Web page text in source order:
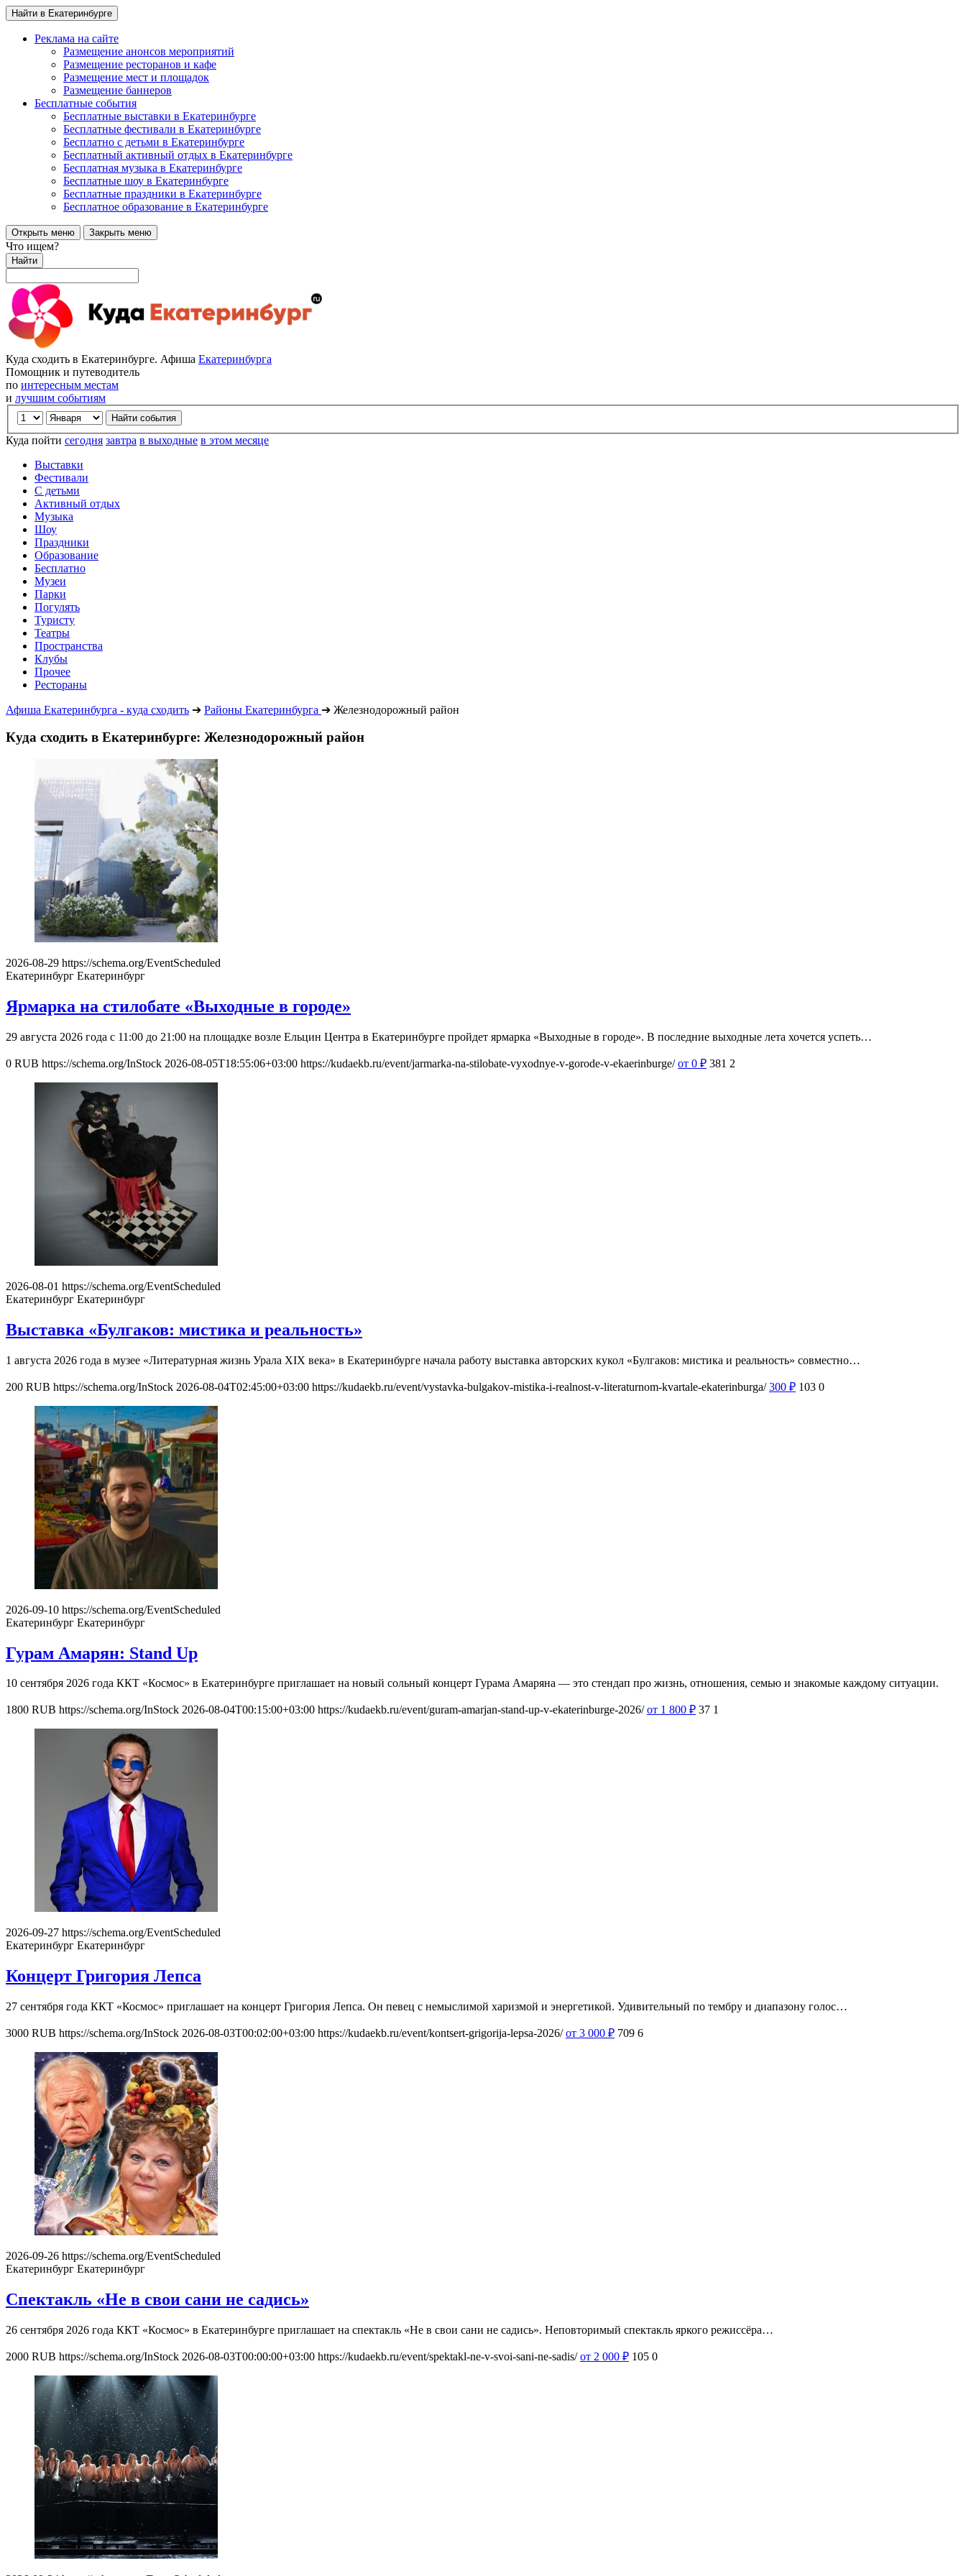
Найти в Екатеринбурге
Реклама на сайте
Размещение анонсов мероприятий
Размещение ресторанов и кафе
Размещение мест и площадок
Размещение баннеров
Бесплатные события
Бесплатные выставки в Екатеринбурге
Бесплатные фестивали в Екатеринбурге
Бесплатно с детьми в Екатеринбурге
Бесплатный активный отдых в Екатеринбурге
Бесплатная музыка в Екатеринбурге
Бесплатные шоу в Екатеринбурге
Бесплатные праздники в Екатеринбурге
Бесплатное образование в Екатеринбурге
Открыть меню Закрыть меню
Что ищем?
Найти
Куда сходить в Екатеринбурге. Афиша Екатеринбурга
Помощник и путеводитель
по интересным местам
и лучшим событиям
Куда пойти сегодня завтра в выходные в этом месяце
Выставки
Фестивали
С детьми
Активный отдых
Музыка
Шоу
Праздники
Образование
Бесплатно
Музеи
Парки
Погулять
Туристу
Театры
Пространства
Клубы
Прочее
Рестораны
Афиша Екатеринбурга - куда сходить ➔ Районы Екатеринбурга ➔ Железнодорожный район
Куда сходить в Екатеринбурге: Железнодорожный район
2026-08-29 https://schema.org/EventScheduled
Екатеринбург Екатеринбург
Ярмарка на стилобате «Выходные в городе»
29 августа 2026 года с 11:00 до 21:00 на площадке возле Ельцин Центра в Екатеринбурге пройдет ярмарка «Выходные в городе». В последние выходные лета хочется успеть…
0 RUB https://schema.org/InStock 2026-08-05T18:55:06+03:00 https://kudaekb.ru/event/jarmarka-na-stilobate-vyxodnye-v-gorode-v-ekaerinburge/ от 0 ₽ 381 2
2026-08-01 https://schema.org/EventScheduled
Екатеринбург Екатеринбург
Выставка «Булгаков: мистика и реальность»
1 августа 2026 года в музее «Литературная жизнь Урала XIX века» в Екатеринбурге начала работу выставка авторских кукол «Булгаков: мистика и реальность» совместно…
200 RUB https://schema.org/InStock 2026-08-04T02:45:00+03:00 https://kudaekb.ru/event/vystavka-bulgakov-mistika-i-realnost-v-literaturnom-kvartale-ekaterinburga/ 300 ₽ 103 0
2026-09-10 https://schema.org/EventScheduled
Екатеринбург Екатеринбург
Гурам Амарян: Stand Up
10 сентября 2026 года ККТ «Космос» в Екатеринбурге приглашает на новый сольный концерт Гурама Амаряна — это стендап про жизнь, отношения, семью и знакомые каждому ситуации.
1800 RUB https://schema.org/InStock 2026-08-04T00:15:00+03:00 https://kudaekb.ru/event/guram-amarjan-stand-up-v-ekaterinburge-2026/ от 1 800 ₽ 37 1
2026-09-27 https://schema.org/EventScheduled
Екатеринбург Екатеринбург
Концерт Григория Лепса
27 сентября года ККТ «Космос» приглашает на концерт Григория Лепса. Он певец с немыслимой харизмой и энергетикой. Удивительный по тембру и диапазону голос…
3000 RUB https://schema.org/InStock 2026-08-03T00:02:00+03:00 https://kudaekb.ru/event/kontsert-grigorija-lepsa-2026/ от 3 000 ₽ 709 6
2026-09-26 https://schema.org/EventScheduled
Екатеринбург Екатеринбург
Спектакль «Не в свои сани не садись»
26 сентября 2026 года ККТ «Космос» в Екатеринбурге приглашает на спектакль «Не в свои сани не садись». Неповторимый спектакль яркого режиссёра…
2000 RUB https://schema.org/InStock 2026-08-03T00:00:00+03:00 https://kudaekb.ru/event/spektakl-ne-v-svoi-sani-ne-sadis/ от 2 000 ₽ 105 0